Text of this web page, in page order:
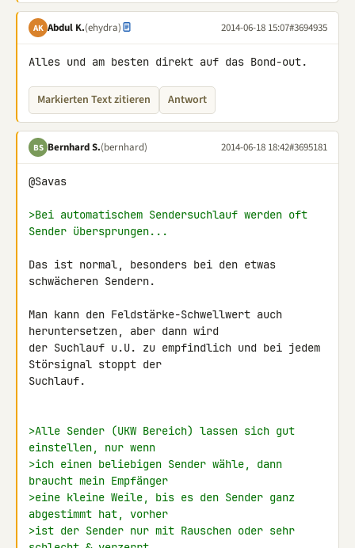
AK Abdul K.(ehydra) 2014-06-18 15:07#3694935
Alles und am besten direkt auf das Bond-out.
Markierten Text zitieren Antwort
BS Bernhard S.(bernhard) 2014-06-18 18:42#3695181
@Savas
>Bei automatischem Sendersuchlauf werden oft
Sender übersprungen...
Das ist normal, besonders bei den etwas
schwächeren Sendern.
Man kann den Feldstärke-Schwellwert auch
heruntersetzen, aber dann wird
der Suchlauf u.U. zu empfindlich und bei jedem
Störsignal stoppt der
Suchlauf.
>Alle Sender (UKW Bereich) lassen sich gut
einstellen, nur wenn
>ich einen beliebigen Sender wähle, dann
braucht mein Empfänger
>eine kleine Weile, bis es den Sender ganz
abgestimmt hat, vorher
>ist der Sender nur mit Rauschen oder sehr